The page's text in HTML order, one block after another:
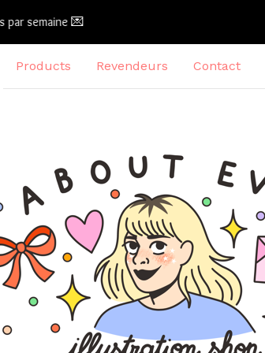
semaine 💌
Products Revendeurs Contact